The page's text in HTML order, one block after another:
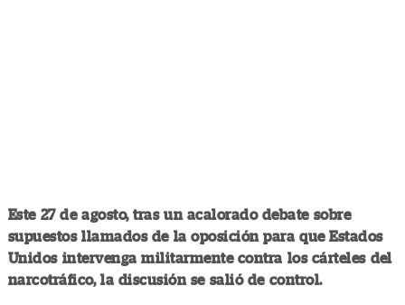
Este 27 de agosto, tras un acalorado debate sobre
supuestos llamados de la oposición para que Estados
Unidos intervenga militarmente contra los cárteles del
narcotráfico, la discusión se salió de control.